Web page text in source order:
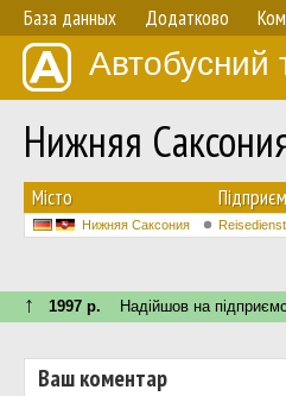
База данных Додатково
Автобусний
Нижняя
Мiсто
Нижняя Саксония
↑ 1997 р. Надійшов на
Ваш коментар